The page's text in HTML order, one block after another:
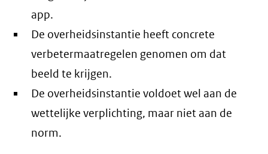
app.
De overheidsinstantie heeft concrete
verbetermaatregelen genomen om dat
beeld te krijgen.
De overheidsinstantie voldoet wel aan de
wettelijke verplichting, maar niet aan de
norm.